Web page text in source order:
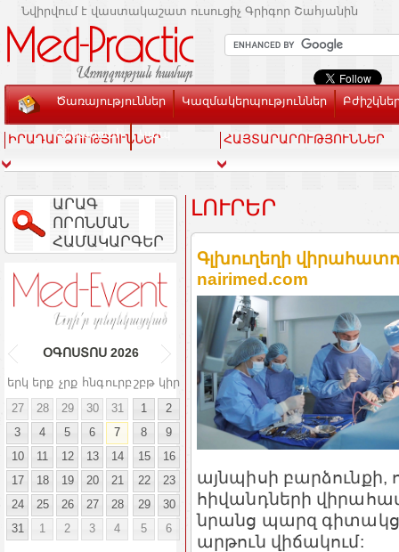
Նվիրվում է վաստակաշատ ուսուցիչ Գրիգոր Շահյանին
Ծառայություններ Կազմակերպություններ
Տեսասրահ Կապ
ԻՐԱԴԱՐՁՈՒԹՅՈՒՆՆԵՐ ՀԱՅՏԱՐԱՐՈՒԹՅՈՒՆՆԵՐ
ԱՐԱԳ
ՈՐՈՆՄԱՆ
ՀԱՄԱԿԱՐԳԵՐ
ՕԳՈՍՏՈՍ 2026
երկ երք չրք հնգուրբ շբթ կիր
27
28 29 30 31 1
2
3
4 5 6 7 8
9
10
11 12 13 14 15
16
17
18 19 20 21 22
23
24
25 26 27 28 29
30
31
1 2 3 4 5 6
ԼՈՒՐԵՐ
Գլխուղեղի
nairimed.com
այնպիսի բարձունքի,
հիվանդների
նրանց պարզ
արթուն վիճակում: